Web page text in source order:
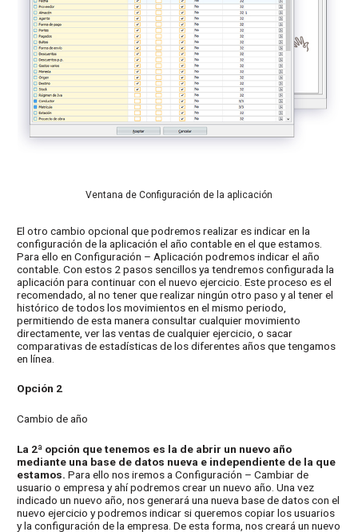
Ventana de Configuración de la aplicación
El otro cambio opcional que podremos realizar es indicar en la
configuración de la aplicación el año contable en el que estamos.
Para ello en Configuración – Aplicación podremos indicar el año
contable. Con estos 2 pasos sencillos ya tendremos configurada la
aplicación para continuar con el nuevo ejercicio. Este proceso es el
recomendado, al no tener que realizar ningún otro paso y al tener el
histórico de todos los movimientos en el mismo periodo,
permitiendo de esta manera consultar cualquier movimiento
directamente, ver las ventas de cualquier ejercicio, o sacar
comparativas de estadísticas de los diferentes años que tengamos
en línea.
Opción 2
Cambio de año
La 2ª opción que tenemos es la de abrir un nuevo año
mediante una base de datos nueva e independiente de la que
estamos. Para ello nos iremos a Configuración – Cambiar de
usuario o empresa y ahí podremos crear un nuevo año. Una vez
indicado un nuevo año, nos generará una nueva base de datos con el
nuevo ejercicio y podremos indicar si queremos copiar los usuarios
y la configuración de la empresa. De esta forma, nos creará un nuevo